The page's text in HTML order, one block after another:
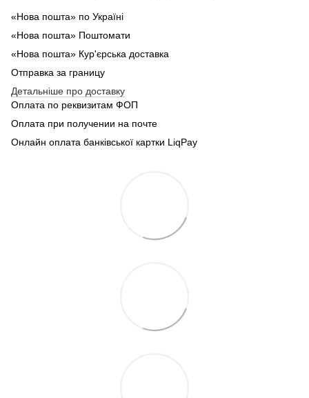
«Нова пошта» по Україні
«Нова пошта» Поштомати
«Нова пошта» Кур'єрська доставка
Отправка за границу
Детальніше про доставку
Оплата по реквизитам ФОП
Оплата при получении на почте
Онлайн оплата банківської картки LiqPay